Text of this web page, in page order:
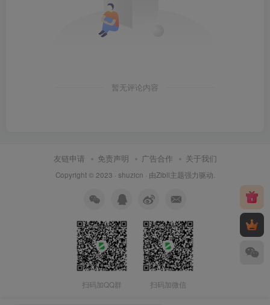
暂无评论内容
友链申请 免责声明 广告合作 关于我们
Copyright © 2023 · shuzicn · 由Zibll主题强力驱动.
扫码加QQ群 扫码加微信